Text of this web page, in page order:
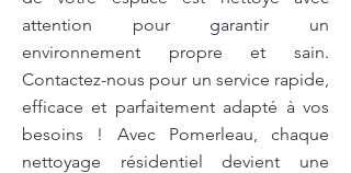
attention pour garantir un
environnement propre et sain.
Contactez-nous pour un service rapide,
efficace et parfaitement adapté à vos
besoins ! Avec Pomerleau, chaque
nettoyage résidentiel devient une